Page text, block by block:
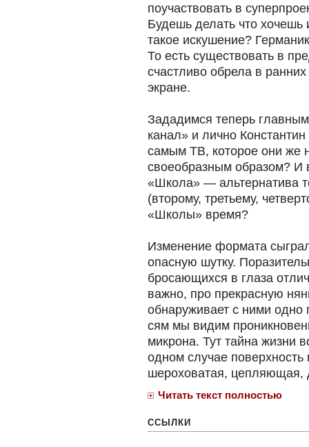
поучаствовать в
Будешь делать что
такое искушение?
То есть существовать в
счастливо обрела в
экране.
Зададимся теперь
канал» и лично
самым ТВ, которое они же
своеобразным образом? И
«Школа» — альтернатива
(второму, третьему,
«Школы» время?
Изменение формата
опасную шутку.
бросающихся в глаза
важно, про прекрасную
обнаруживает с ними одно
сям мы видим
микрона. Тут тайна жизни
одном случае
шероховатая, цепляющая,
Читать текст полностью
ССЫЛКИ